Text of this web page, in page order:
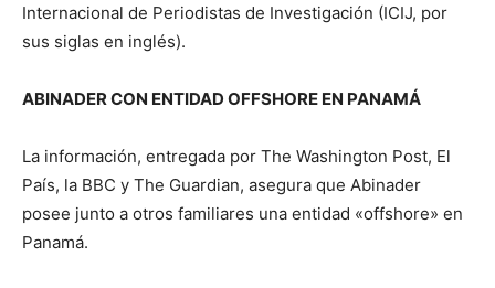
Internacional de Periodistas de Investigación (ICIJ, por
sus siglas en inglés).
ABINADER CON ENTIDAD OFFSHORE EN PANAMÁ
La información, entregada por The Washington Post, El
País, la BBC y The Guardian, asegura que Abinader
posee junto a otros familiares una entidad «offshore» en
Panamá.